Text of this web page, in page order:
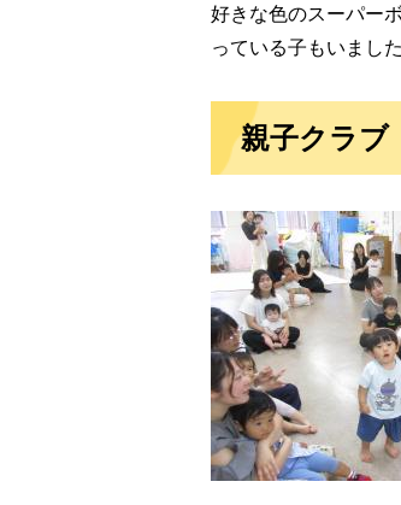
好きな色のスーパー
っている子もいました
親子クラブ